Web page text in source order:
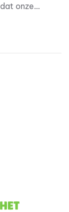
onze
dat zowel
je iedere
resort van